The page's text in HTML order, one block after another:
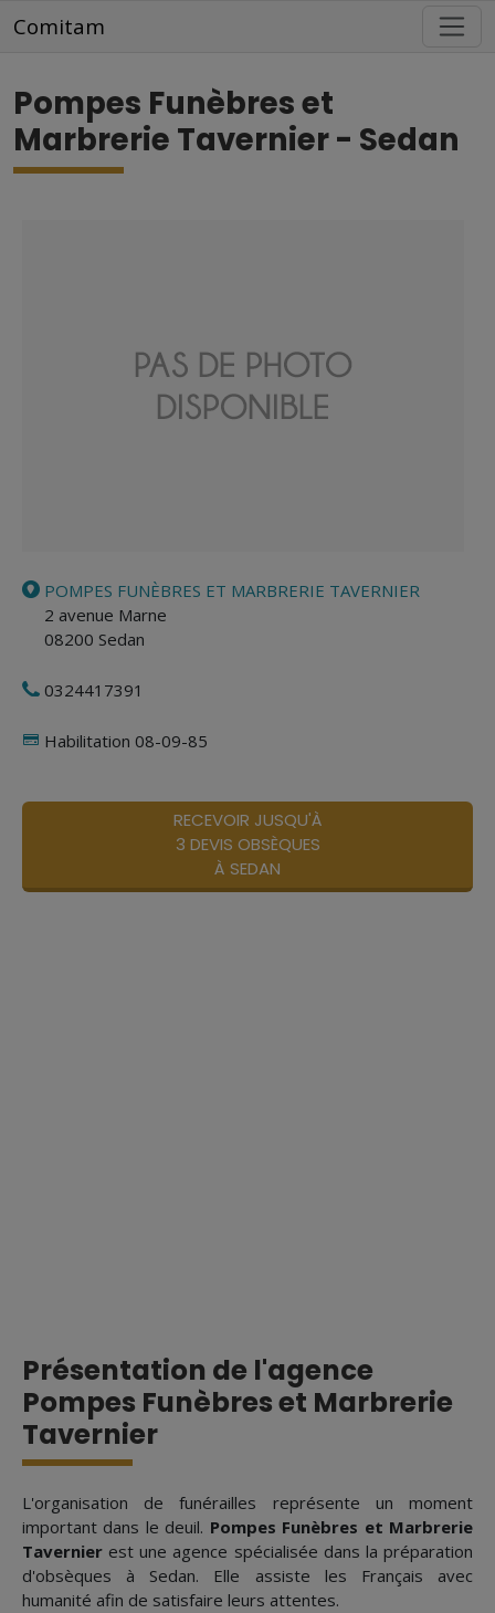
Comitam
Pompes Funèbres et
Marbrerie Tavernier - Sedan
POMPES FUNÈBRES ET MARBRERIE TAVERNIER
2 avenue Marne
08200 Sedan
0324417391
Habilitation 08-09-85
RECEVOIR JUSQU'À
3 DEVIS OBSÈQUES
À SEDAN
Présentation de l'agence
Pompes Funèbres et Marbrerie
Tavernier
L'organisation de funérailles représente un moment
important dans le deuil. Pompes Funèbres et Marbrerie
Tavernier est une agence spécialisée dans la préparation
d'obsèques à Sedan. Elle assiste les Français avec
humanité afin de satisfaire leurs attentes.